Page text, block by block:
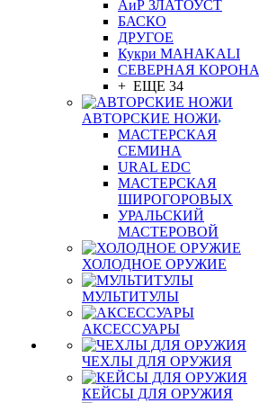
АиР ЗЛАТОУСТ
БАСКО
ДРУГОЕ
Кукри MAHAKALI
СЕВЕРНАЯ КОРОНА
+ ЕЩЕ 34
АВТОРСКИЕ НОЖИ
МАСТЕРСКАЯ
СЕМИНА
URAL EDC
МАСТЕРСКАЯ
ШИРОГОРОВЫХ
УРАЛЬСКИЙ
МАСТЕРОВОЙ
ХОЛОДНОЕ ОРУЖИЕ
МУЛЬТИТУЛЫ
АКСЕССУАРЫ
ЧЕХЛЫ ДЛЯ ОРУЖИЯ
КЕЙСЫ ДЛЯ ОРУЖИЯ